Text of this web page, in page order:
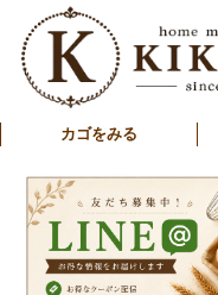
カゴをみる